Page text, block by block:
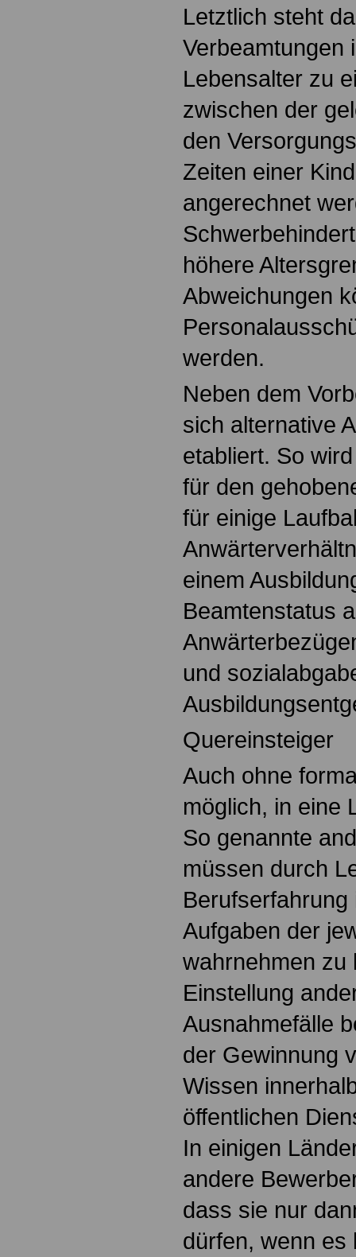
Letztlich steht
Verbeamtungen
Lebensalter zu
zwischen der
den
Zeiten einer
angerechnet
höhere
Abweichungen
werden.
Neben dem
sich alternative
etabliert. So
für den
für einige
einem
Beamtenstatus
und
Quereinsteiger
Auch ohne
möglich, in eine
So genannte
müssen durch
Aufgaben der
wahrnehmen zu
Einstellung
Ausnahmefälle
der Gewinnung
Wissen
öffentlichen
In einigen
andere
dass sie nur
dürfen, wenn es